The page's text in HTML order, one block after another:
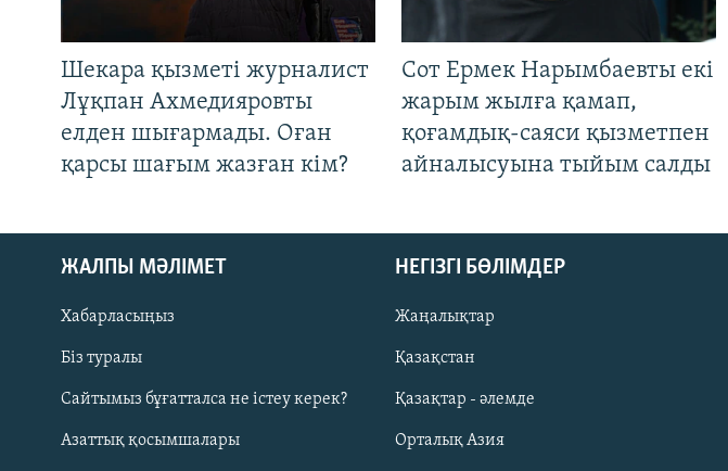
Русский
ЖАЗЫЛЫҢЫЗ
Шекара қызметі журналист
Лұқпан Ахмедияровты
елден шығармады. Оған
қарсы шағым жазған кім?
Сот Ермек Нарымбаевты екі
жарым жылға қамап,
қоғамдық-саяси қызметпен
айналысуына тыйым салды
ЖАЛПЫ МӘЛІМЕТ
Хабарласыңыз
Біз туралы
Сайтымыз бұғатталса не істеу керек?
Азаттық қосымшалары
НЕГІЗГІ БӨЛІМДЕР
Жаңалықтар
Қазақстан
Қазақтар - әлемде
Орталық Азия